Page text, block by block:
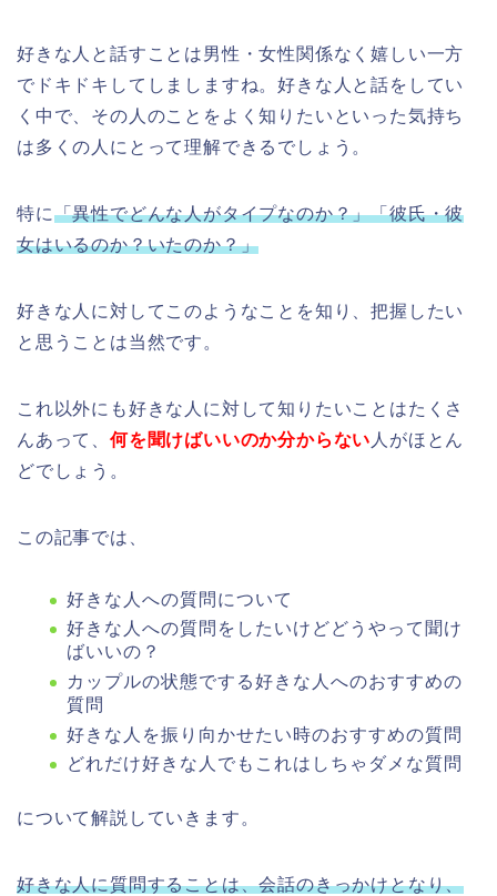
好きな人と話すことは男性・女性関係なく嬉しい一方
でドキドキしてしましますね。好きな人と話をしてい
く中で、その人のことをよく知りたいといった気持ち
は多くの人にとって理解できるでしょう。
特に「異性でどんな人がタイプなのか？」「彼氏・彼
女はいるのか？いたのか？」
好きな人に対してこのようなことを知り、把握したい
と思うことは当然です。
これ以外にも好きな人に対して知りたいことはたくさ
んあって、 何を聞けばいいのか分からない 人がほとん
どでしょう。
この記事では、
好きな人への質問について
好きな人への質問をしたいけどどうやって聞け
ばいいの？
カップルの状態でする好きな人へのおすすめの
質問
好きな人を振り向かせたい時のおすすめの質問
どれだけ好きな人でもこれはしちゃダメな質問
について解説していきます。
好きな人に質問することは、会話のきっかけとなり、